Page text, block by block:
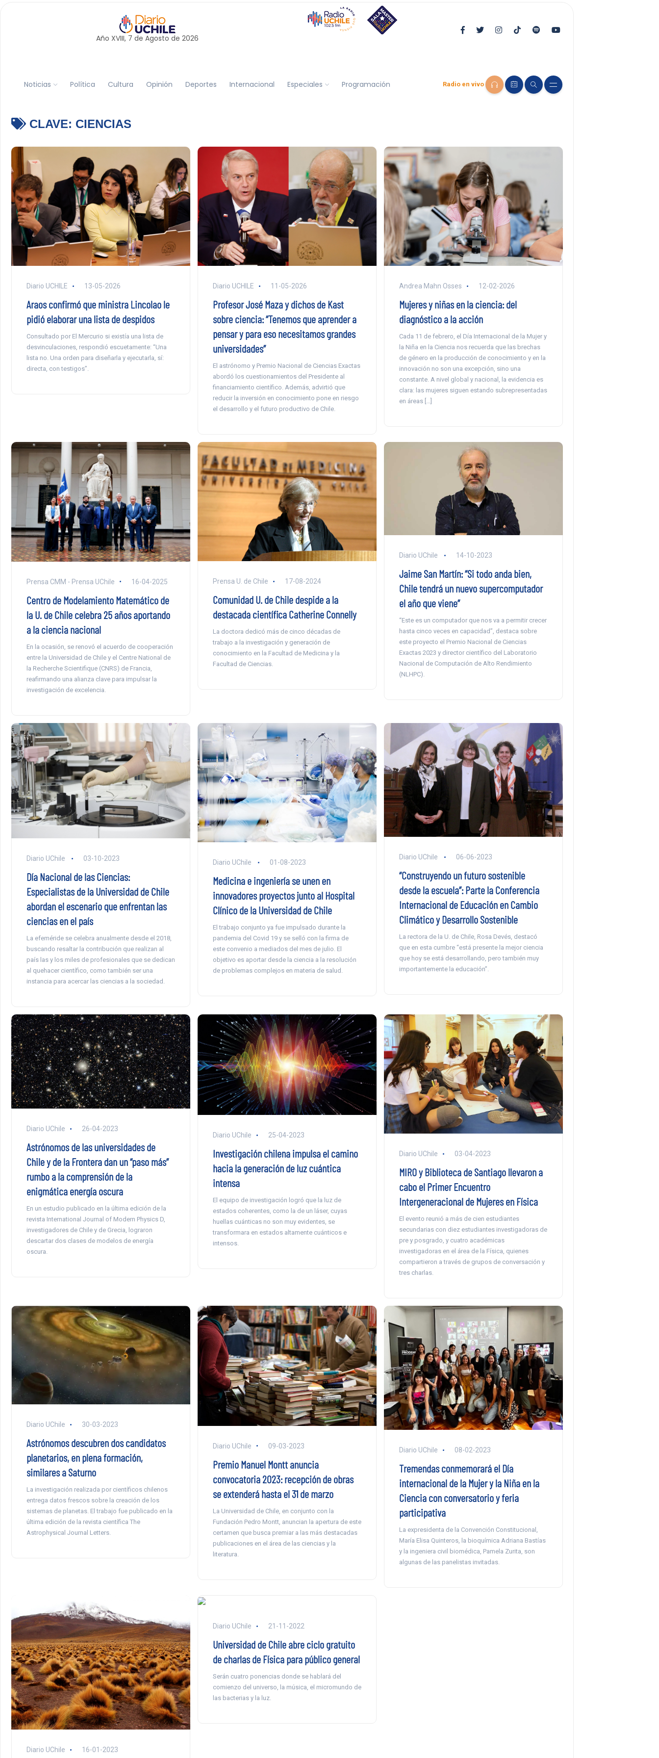
Año XVIII, 7 de Agosto de 2026
Noticias Política Cultura Opinión Deportes Internacional Especiales Programación Radio en vivo
CLAVE: CIENCIAS
Diario UCHILE 13-05-2026
Araos confirmó que ministra Lincolao le
pidió elaborar una lista de despidos
Consultado por El Mercurio si existía una lista de
desvinculaciones, respondió escuetamente: “Una
lista no. Una orden para diseñarla y ejecutarla, sí:
directa, con testigos”.
Diario UCHILE 11-05-2026
Profesor José Maza y dichos de Kast
sobre ciencia: “Tenemos que aprender a
pensar y para eso necesitamos grandes
universidades”
El astrónomo y Premio Nacional de Ciencias Exactas
abordó los cuestionamientos del Presidente al
financiamiento científico. Además, advirtió que
reducir la inversión en conocimiento pone en riesgo
el desarrollo y el futuro productivo de Chile.
Andrea Mahn Osses 12-02-2026
Mujeres y niñas en la ciencia: del
diagnóstico a la acción
Cada 11 de febrero, el Día Internacional de la Mujer y
la Niña en la Ciencia nos recuerda que las brechas
de género en la producción de conocimiento y en la
innovación no son una excepción, sino una
constante. A nivel global y nacional, la evidencia es
clara: las mujeres siguen estando subrepresentadas
en áreas […]
Prensa CMM - Prensa UChile 16-04-2025
Centro de Modelamiento Matemático de
la U. de Chile celebra 25 años aportando
a la ciencia nacional
En la ocasión, se renovó el acuerdo de cooperación
entre la Universidad de Chile y el Centre National de
la Recherche Scientifique (CNRS) de Francia,
reafirmando una alianza clave para impulsar la
investigación de excelencia.
Prensa U. de Chile 17-08-2024
Comunidad U. de Chile despide a la
destacada científica Catherine Connelly
La doctora dedicó más de cinco décadas de
trabajo a la investigación y generación de
conocimiento en la Facultad de Medicina y la
Facultad de Ciencias.
Diario UChile 14-10-2023
Jaime San Martín: “Si todo anda bien,
Chile tendrá un nuevo supercomputador
el año que viene”
“Este es un computador que nos va a permitir crecer
hasta cinco veces en capacidad”, destaca sobre
este proyecto el Premio Nacional de Ciencias
Exactas 2023 y director científico del Laboratorio
Nacional de Computación de Alto Rendimiento
(NLHPC).
Diario UChile 03-10-2023
Día Nacional de las Ciencias:
Especialistas de la Universidad de Chile
abordan el escenario que enfrentan las
ciencias en el país
La efeméride se celebra anualmente desde el 2018,
buscando resaltar la contribución que realizan al
país las y los miles de profesionales que se dedican
al quehacer científico, como también ser una
instancia para acercar las ciencias a la sociedad.
Diario UChile 01-08-2023
Medicina e ingeniería se unen en
innovadores proyectos junto al Hospital
Clínico de la Universidad de Chile
El trabajo conjunto ya fue impulsado durante la
pandemia del Covid 19 y se selló con la firma de
este convenio a mediados del mes de julio. El
objetivo es aportar desde la ciencia a la resolución
de problemas complejos en materia de salud.
Diario UChile 06-06-2023
“Construyendo un futuro sostenible
desde la escuela”: Parte la Conferencia
Internacional de Educación en Cambio
Climático y Desarrollo Sostenible
La rectora de la U. de Chile, Rosa Devés, destacó
que en esta cumbre “está presente la mejor ciencia
que hoy se está desarrollando, pero también muy
importantemente la educación”.
Diario UChile 26-04-2023
Astrónomos de las universidades de
Chile y de la Frontera dan un “paso más”
rumbo a la comprensión de la
enigmática energía oscura
En un estudio publicado en la última edición de la
revista International Journal of Modern Physics D,
investigadores de Chile y de Grecia, lograron
descartar dos clases de modelos de energía
oscura.
Diario UChile 25-04-2023
Investigación chilena impulsa el camino
hacia la generación de luz cuántica
intensa
El equipo de investigación logró que la luz de
estados coherentes, como la de un láser, cuyas
huellas cuánticas no son muy evidentes, se
transformara en estados altamente cuánticos e
intensos.
Diario UChile 03-04-2023
MIRO y Biblioteca de Santiago llevaron a
cabo el Primer Encuentro
Intergeneracional de Mujeres en Física
El evento reunió a más de cien estudiantes
secundarias con diez estudiantes investigadoras de
pre y posgrado, y cuatro académicas
investigadoras en el área de la Física, quienes
compartieron a través de grupos de conversación y
tres charlas.
Diario UChile 30-03-2023
Astrónomos descubren dos candidatos
planetarios, en plena formación,
similares a Saturno
La investigación realizada por científicos chilenos
entrega datos frescos sobre la creación de los
sistemas de planetas. El trabajo fue publicado en la
última edición de la revista científica The
Astrophysical Journal Letters.
Diario UChile 09-03-2023
Premio Manuel Montt anuncia
convocatoria 2023: recepción de obras
se extenderá hasta el 31 de marzo
La Universidad de Chile, en conjunto con la
Fundación Pedro Montt, anuncian la apertura de este
certamen que busca premiar a las más destacadas
publicaciones en el área de las ciencias y la
literatura.
Diario UChile 08-02-2023
Tremendas conmemorará el Día
internacional de la Mujer y la Niña en la
Ciencia con conversatorio y feria
participativa
La expresidenta de la Convención Constitucional,
María Elisa Quinteros, la bioquímica Adriana Bastías
y la ingeniera civil biomédica, Pamela Zurita, son
algunas de las panelistas invitadas.
Diario UChile 16-01-2023
Diario UChile 21-11-2022
Universidad de Chile abre ciclo gratuito
de charlas de Física para público general
Serán cuatro ponencias donde se hablará del
comienzo del universo, la música, el micromundo de
las bacterias y la luz.